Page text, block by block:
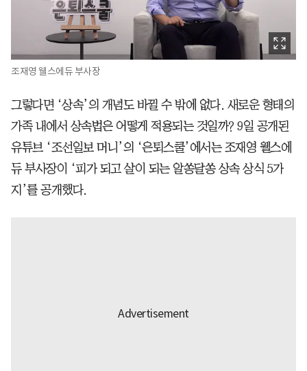
조재영 웰스에듀 부사장
그렇다면 ‘상속’의 개념도 바뀔 수 밖에 없다. 새로운 형태의
가족 내에서 상속법은 어떻게 적용되는 것일까? 9일 공개된
유튜브 ‘조선일보 머니’의 ‘은퇴스쿨’에서는 조재영 웰스에
듀 부사장이 ‘피가 되고 살이 되는 알쏭달쏭 상속 상식 5가
지’를 공개했다.